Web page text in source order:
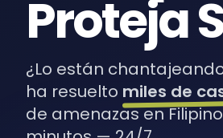
Proteja
¿Lo están
ha resuelto miles de
de amenazas en